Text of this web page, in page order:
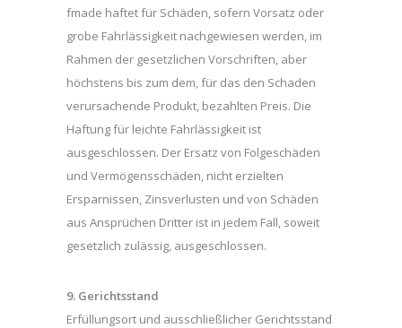
fmade haftet für Schäden, sofern Vorsatz oder
grobe Fahrlässigkeit nachgewiesen werden, im
Rahmen der gesetzlichen Vorschriften, aber
höchstens bis zum dem, für das den Schaden
verursachende Produkt, bezahlten Preis. Die
Haftung für leichte Fahrlässigkeit ist
ausgeschlossen. Der Ersatz von Folgeschäden
und Vermögensschäden, nicht erzielten
Ersparnissen, Zinsverlusten und von Schäden
aus Ansprüchen Dritter ist in jedem Fall, soweit
gesetzlich zulässig, ausgeschlossen.
9. Gerichtsstand
Erfüllungsort und ausschließlicher Gerichtsstand